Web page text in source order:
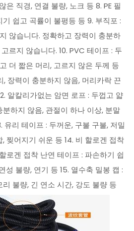
은 직경, 연결 불량, 노크 등 8. PE 필
쉽고 곡률이 불평등 등 9. 부직포 :
않습니다. 정확하고 장력이 충분하
르지 않습니다. 10. PVC 테이프 : 두
더 짧은 머리, 고르지 않은 두께 등
, 장력이 충분하지 않음, 머리카락 끈
알칼리가없는 암면 로프 : 두껍고 얇
하지 않음, 관절이 하나 이상, 분말
유리 테이프 : 두꺼운, 구불 구불, 저밀
찢어지기 쉬운 등 14. 비 할로겐 접착
로겐 접착 난연 테이프 : 파손하기 쉽
성 불량, 연기 등 15. 열수축 밀봉 캡 :
불량, 긴 연소 시간, 강도 불량 등